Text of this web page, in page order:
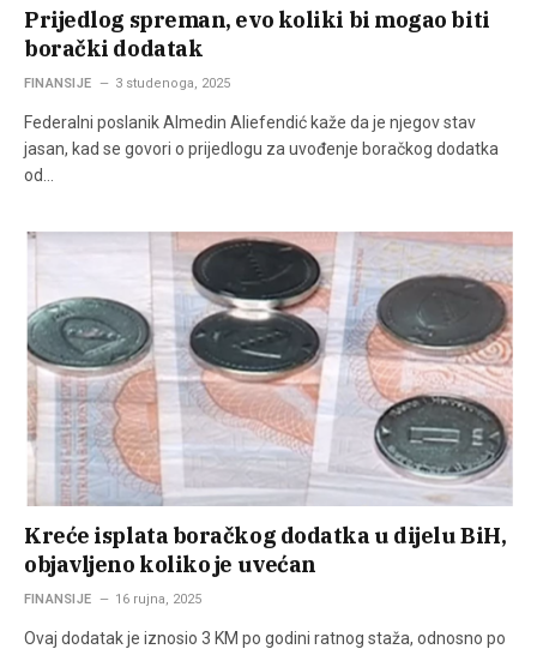
Prijedlog spreman, evo koliki bi mogao biti
borački dodatak
FINANSIJE 3 studenoga, 2025
Federalni poslanik Almedin Aliefendić kaže da je njegov stav
jasan, kad se govori o prijedlogu za uvođenje boračkog dodatka
od…
Kreće isplata boračkog dodatka u dijelu BiH,
objavljeno koliko je uvećan
FINANSIJE 16 rujna, 2025
Ovaj dodatak je iznosio 3 KM po godini ratnog staža, odnosno po